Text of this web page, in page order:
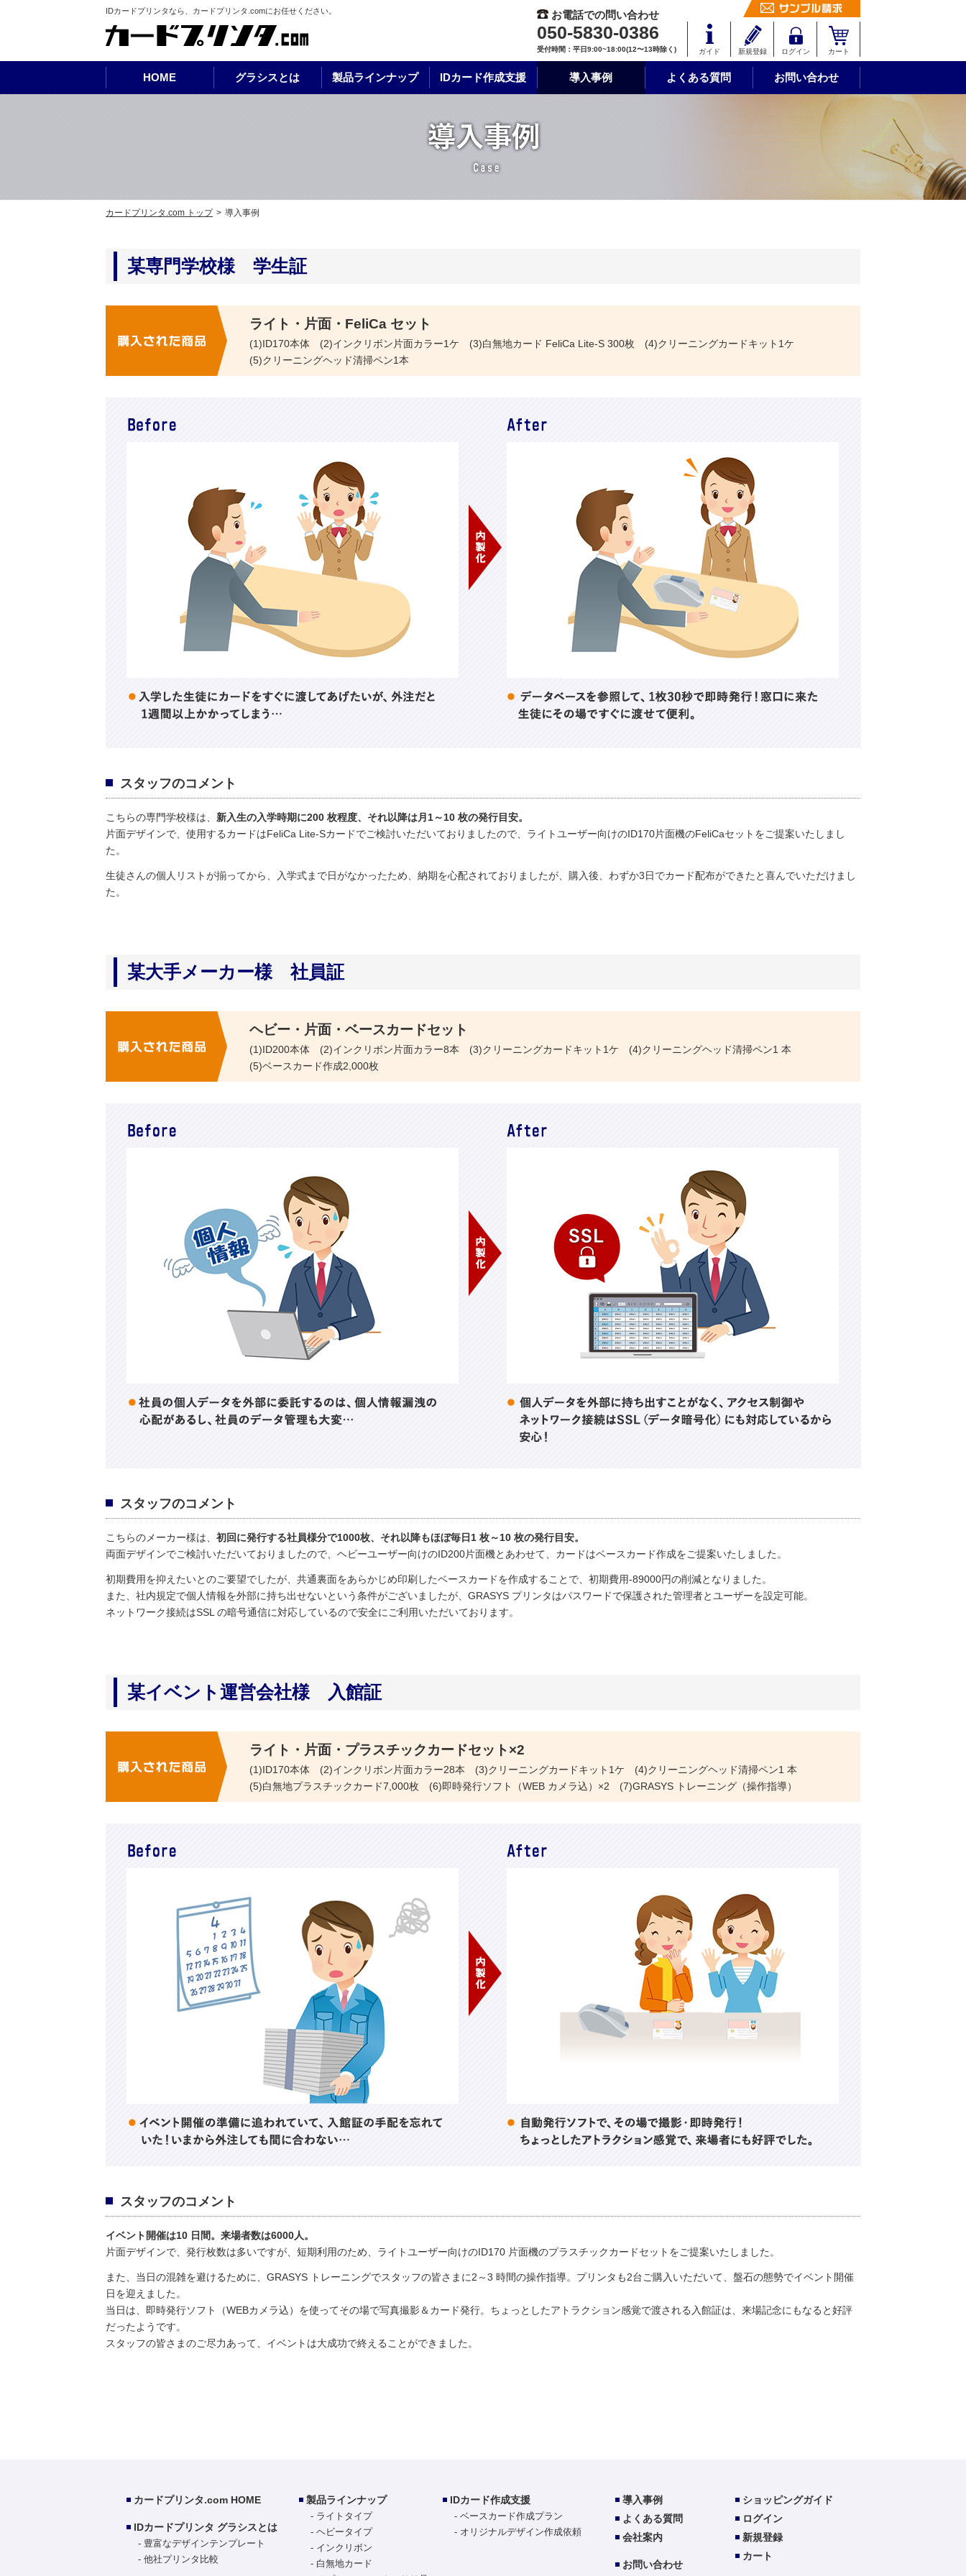
IDカードプリンタなら、カードプリンタ.comにお任せください。
サンプル請求
お電話での問い合わせ
050-5830-0386
受付時間：平日9:00~18:00(12〜13時除く) ガイド 新規登録 ログイン カート
HOME グラシスとは
グラシスの特長 豊富なテンプレート紹介 他社プリンタ比較
製品ラインナップ
スタートアップ商品 プリンタ本体 ライトタイプ プリンタ本体 ヘビータイプ インクリボン 白無地カード
オプション・アクセサリ ソフトウェア
IDカード作成支援
ベースカード作成プラン オリジナルデザイン作成依頼
導入事例 よくある質問 お問い合わせ
サンプル請求 データ入稿
カードプリンタ.com トップ 導入事例
某専門学校様 学生証
ライト・片面・FeliCa セット
(1)ID170本体 (2)インクリボン片面カラー1ケ (3)白無地カード FeliCa Lite-S 300枚 (4)クリーニングカードキット1ケ
(5)クリーニングヘッド清掃ペン1本
スタッフのコメント
こちらの専門学校様は、 新入生の入学時期に200 枚程度、それ以降は月1～10 枚の発行目安。
片面デザインで、使用するカードはFeliCa Lite-Sカードでご検討いただいておりましたので、ライトユーザー向けのID170片面機のFeliCaセットをご提案いたしまし
た。
生徒さんの個人リストが揃ってから、入学式まで日がなかったため、納期を心配されておりましたが、購入後、わずか3日でカード配布ができたと喜んでいただけまし
た。
某大手メーカー様 社員証
ヘビー・片面・ベースカードセット
(1)ID200本体 (2)インクリボン片面カラー8本 (3)クリーニングカードキット1ケ (4)クリーニングヘッド清掃ペン1 本
(5)ベースカード作成2,000枚
スタッフのコメント
こちらのメーカー様は、 初回に発行する社員様分で1000枚、それ以降もほぼ毎日1 枚～10 枚の発行目安。
両面デザインでご検討いただいておりましたので、ヘビーユーザー向けのID200片面機とあわせて、カードはベースカード作成をご提案いたしました。
初期費用を抑えたいとのご要望でしたが、共通裏面をあらかじめ印刷したベースカードを作成することで、初期費用-89000円の削減となりました。
また、社内規定で個人情報を外部に持ち出せないという条件がございましたが、GRASYS プリンタはパスワードで保護された管理者とユーザーを設定可能。
ネットワーク接続はSSL の暗号通信に対応しているので安全にご利用いただいております。
某イベント運営会社様 入館証
ライト・片面・プラスチックカードセット×2
(1)ID170本体 (2)インクリボン片面カラー28本 (3)クリーニングカードキット1ケ (4)クリーニングヘッド清掃ペン1 本
(5)白無地プラスチックカード7,000枚 (6)即時発行ソフト（WEB カメラ込）×2 (7)GRASYS トレーニング（操作指導）
スタッフのコメント
イベント開催は10 日間。来場者数は6000人。
片面デザインで、発行枚数は多いですが、短期利用のため、ライトユーザー向けのID170 片面機のプラスチックカードセットをご提案いたしました。
また、当日の混雑を避けるために、GRASYS トレーニングでスタッフの皆さまに2～3 時間の操作指導。プリンタも2台ご購入いただいて、盤石の態勢でイベント開催
日を迎えました。
当日は、即時発行ソフト（WEBカメラ込）を使ってその場で写真撮影＆カード発行。ちょっとしたアトラクション感覚で渡される入館証は、来場記念にもなると好評
だったようです。
スタッフの皆さまのご尽力あって、イベントは大成功で終えることができました。
カードプリンタ.com HOME
IDカードプリンタ グラシスとは
豊富なデザインテンプレート
他社プリンタ比較
製品ラインナップ
ライトタイプ
ヘビータイプ
インクリボン
白無地カード
IDカード作成支援
ベースカード作成プラン
オリジナルデザイン作成依頼
導入事例
よくある質問
会社案内
お問い合わせ
ショッピングガイド
ログイン
新規登録
カート